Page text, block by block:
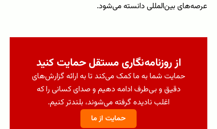
عرصه‌های بین‌المللی دانسته می‌شود.
از روزنامه‌نگاری مستقل حمایت کنید
حمایت شما به ما کمک می‌کند تا به ارائه گزارش‌های
دقیق و بی‌طرف ادامه دهیم و صدای کسانی را که
اغلب نادیده گرفته می‌شوند، بلندتر کنیم.
حمایت از ما